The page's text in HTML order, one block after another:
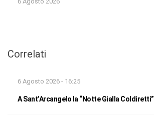
Correlati
6 Agosto 2026 - 16:25
A Sant’Arcangelo la “Notte Gialla Coldiretti”